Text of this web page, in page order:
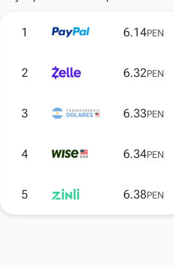
1 6.14PEN
2 6.32PEN
3 6.33PEN
4 6.34PEN
5 6.38PEN